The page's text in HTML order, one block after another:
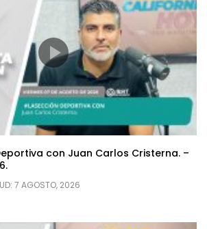
con Juan Carlos Cristerna. –
7 AGOSTO, 2026